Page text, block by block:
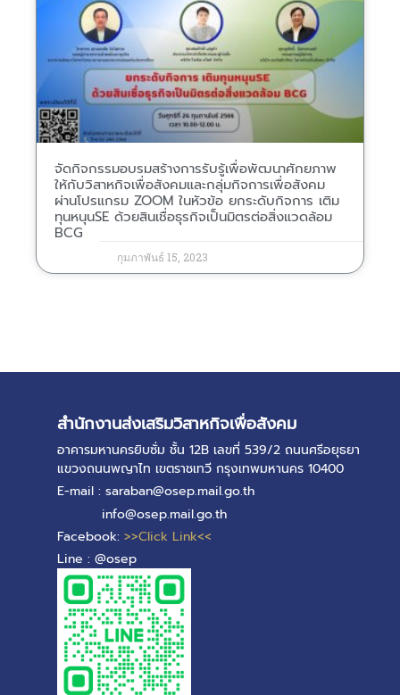
จัดกิจกรรมอบรมสร้างการรับรู้เพื่อพัฒนาศักยภาพ
ให้กับวิสาหกิจเพื่อสังคมและกลุ่มกิจการเพื่อสังคม
ผ่านโปรแกรม ZOOM ในหัวข้อ ยกระดับกิจการ เติม
ทุนหนุนSE ด้วยสินเชื่อธุรกิจเป็นมิตรต่อสิ่งแวดล้อม
BCG
กุมภาพันธ์ 15, 2023
สำนักงานส่งเสริมวิสาหกิจเพื่อสังคม
อาคารมหานครยิบซั่ม ชั้น 12B เลขที่ 539/2 ถนนศรีอยุธยา
แขวงถนนพญาไท เขตราชเทวี กรุงเทพมหานคร 10400
E-mail : saraban@osep.mail.go.th
info@osep.mail.go.th
Facebook: >>Click Link<<
Line : @osep